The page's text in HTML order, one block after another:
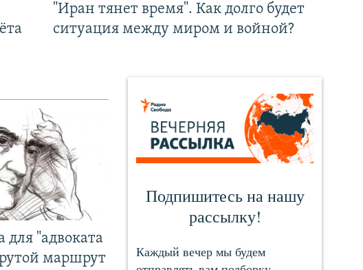
"Иран тянет время". Как долго будет
ситуация между миром и войной?
для "адвоката
маршрут